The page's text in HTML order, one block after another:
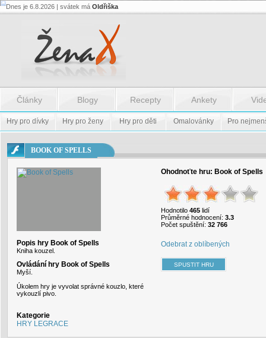
Flash.nazev
Flash.nazev
Dnes je 6.8.2026 | svátek má Oldřiška
Články Blogy Recepty Ankety
Hry pro dívky Hry pro ženy Hry pro děti Omalovánky Pro
BOOK OF SPELLS
Popis hry Book of Spells
Kniha kouzel.
Ovládání hry Book of Spells
Myší.
Úkolem hry je vyvolat správné kouzlo, které
vykouzlí pivo.
Kategorie
HRY LEGRACE
Ohodnoťte hru: Book of Spells
Hodnotilo 465 lidí
Průměrné hodnocení: 3.3
Počet spuštění: 32 766
Odebrat z oblíbených